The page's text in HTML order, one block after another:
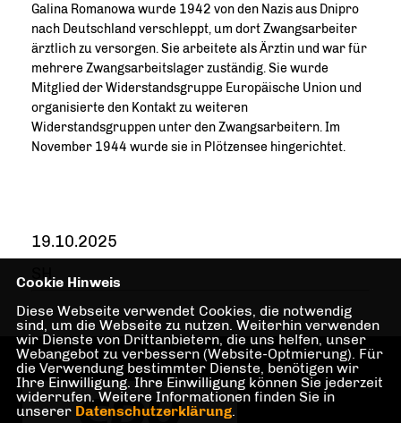
Galina Romanowa wurde 1942 von den Nazis aus Dnipro
nach Deutschland verschleppt, um dort Zwangsarbeiter
ärztlich zu versorgen. Sie arbeitete als Ärztin und war für
mehrere Zwangsarbeitslager zuständig. Sie wurde
Mitglied der Widerstandsgruppe Europäische Union und
organisierte den Kontakt zu weiteren
Widerstandsgruppen unter den Zwangsarbeitern. Im
November 1944 wurde sie in Plötzensee hingerichtet.
19.10.2025
SH
Cookie Hinweis
Diese Webseite verwendet Cookies, die notwendig
sind, um die Webseite zu nutzen. Weiterhin verwenden
wir Dienste von Drittanbietern, die uns helfen, unser
Webangebot zu verbessern (Website-Optmierung). Für
die Verwendung bestimmter Dienste, benötigen wir
Ihre Einwilligung. Ihre Einwilligung können Sie jederzeit
widerrufen. Weitere Informationen finden Sie in
unserer Datenschutzerklärung.